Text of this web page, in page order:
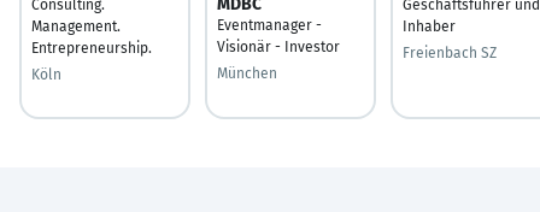
Consulting.
Management.
Entrepreneurship.
Köln
Eventmanager -
Visionär - Investor
München
Geschäftsführer und
Inhaber
Freienbach SZ